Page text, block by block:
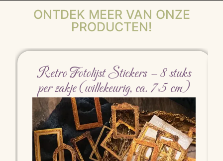
ONTDEK MEER VAN ONZE
PRODUCTEN!
Retro Fotolijst Stickers – 8 stuks
per zakje (willekeurig, ca. 7×5 cm)